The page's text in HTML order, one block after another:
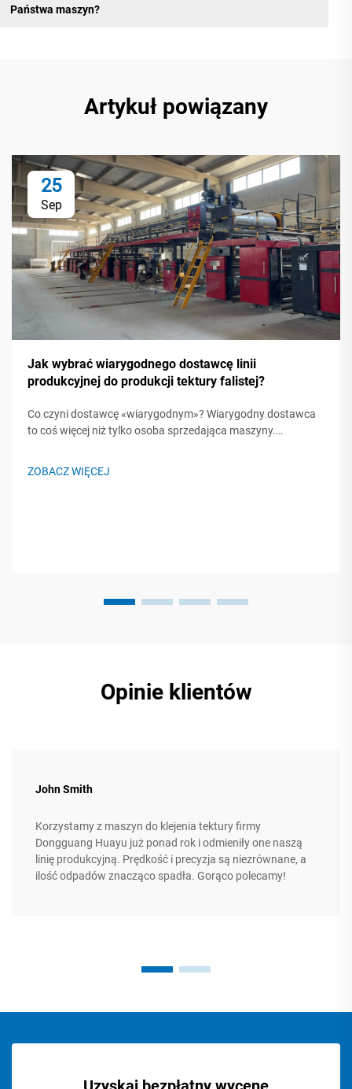
Państwa maszyn?
Artykuł powiązany
25
Sep
Jak wybrać wiarygodnego dostawcę linii
produkcyjnej do produkcji tektury falistej?
Co czyni dostawcę «wiarygodnym»? Wiarygodny dostawca
to coś więcej niż tylko osoba sprzedająca maszyny.
referencje. Możliwości techniczne...
ZOBACZ WIĘCEJ
Opinie klientów
John Smith
Korzystamy z maszyn do klejenia tektury firmy
Dongguang Huayu już ponad rok i odmieniły one naszą
linię produkcyjną. Prędkość i precyzja są niezrównane, a
ilość odpadów znacząco spadła. Gorąco polecamy!